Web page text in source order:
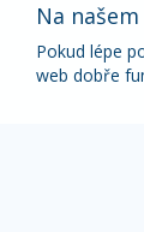
Na
Pokud lépe
web dobře